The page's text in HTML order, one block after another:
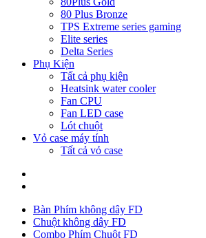
80 Plus Bronze
TPS Extreme series gaming
Elite series
Delta Series
Phụ Kiện
Tất cả phụ kiện
Heatsink water cooler
Fan CPU
Fan LED case
Lót chuột
Vỏ case máy tính
Tất cả vỏ case
Bàn Phím không dây FD
Chuột không dây FD
Combo Phím Chuột FD